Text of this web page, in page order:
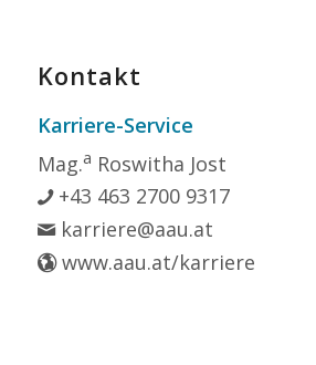
Kontakt
Karriere-Service
Mag.a Roswitha Jost
+43 463 2700 9317
karriere@aau.at
www.aau.at/karriere